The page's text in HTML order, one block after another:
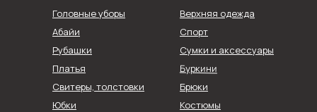
Головные уборы
Абайи
Рубашки
Спорт
Верхняя одежда
Сумки и аксессуары
Юбки
Брюки
Платья
Свитеры, толстовки
Буркини
Костюмы